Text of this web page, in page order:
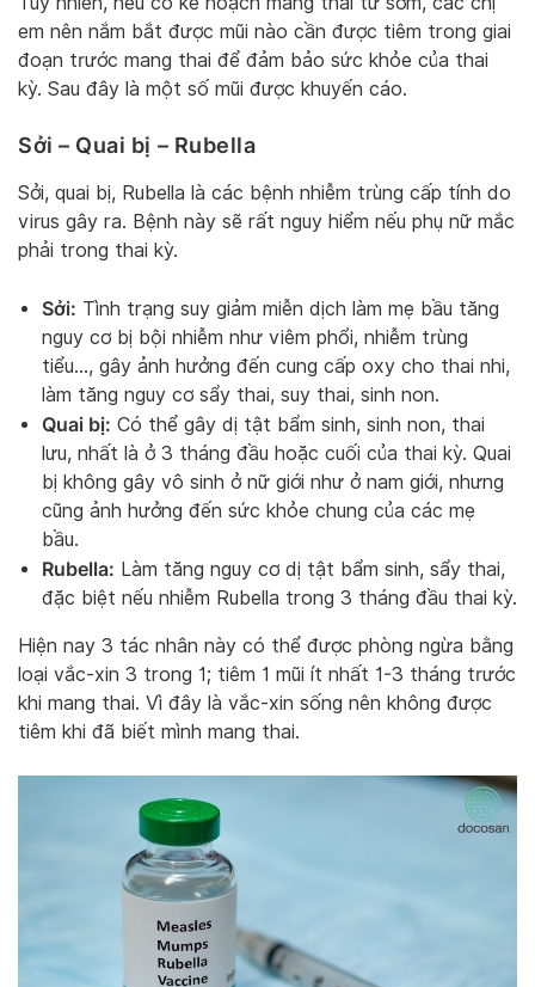
em nên nắm bắt được mũi nào cần được tiêm trong giai
đoạn trước mang thai để đảm bảo sức khỏe của thai
kỳ. Sau đây là một số mũi được khuyến cáo.
Sởi – Quai bị – Rubella
Sởi, quai bị, Rubella là các bệnh nhiễm trùng cấp tính do
virus gây ra. Bệnh này sẽ rất nguy hiểm nếu phụ nữ mắc
phải trong thai kỳ.
Sởi: Tình trạng suy giảm miễn dịch làm mẹ bầu tăng
nguy cơ bị bội nhiễm như viêm phổi, nhiễm trùng
tiểu…, gây ảnh hưởng đến cung cấp oxy cho thai nhi,
làm tăng nguy cơ sẩy thai, suy thai, sinh non.
Quai bị: Có thể gây dị tật bẩm sinh, sinh non, thai
lưu, nhất là ở 3 tháng đầu hoặc cuối của thai kỳ. Quai
bị không gây vô sinh ở nữ giới như ở nam giới, nhưng
cũng ảnh hưởng đến sức khỏe chung của các mẹ
bầu.
Rubella: Làm tăng nguy cơ dị tật bẩm sinh, sẩy thai,
đặc biệt nếu nhiễm Rubella trong 3 tháng đầu thai kỳ.
Hiện nay 3 tác nhân này có thể được phòng ngừa bằng
loại vắc-xin 3 trong 1; tiêm 1 mũi ít nhất 1-3 tháng trước
khi mang thai. Vì đây là vắc-xin sống nên không được
tiêm khi đã biết mình mang thai.